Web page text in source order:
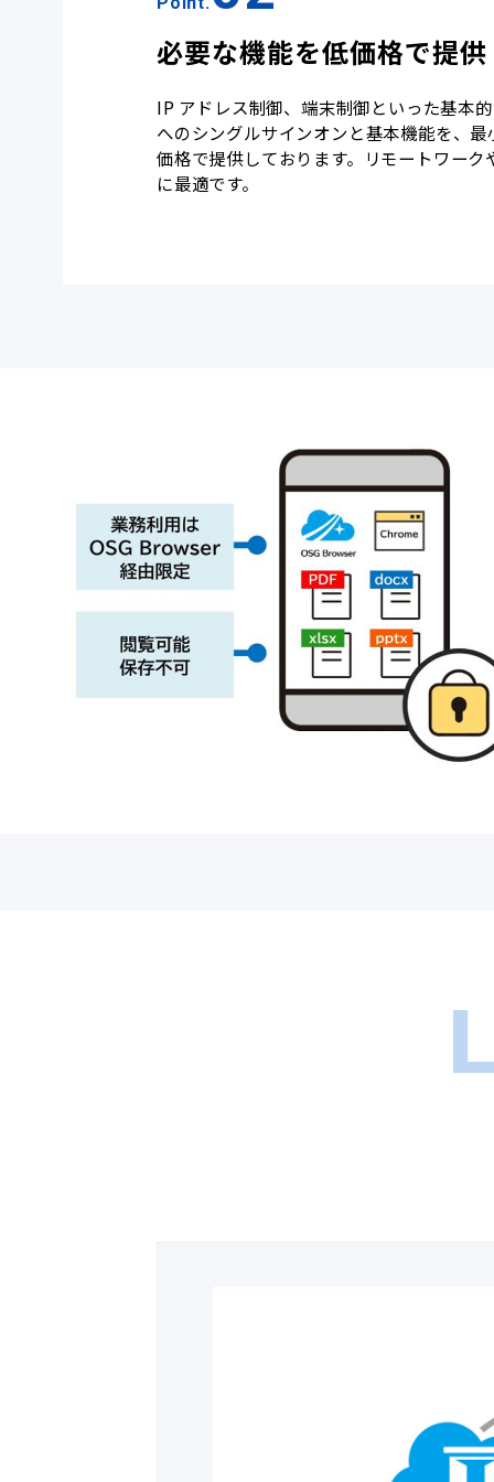
必要な機能を低価格で提供
IP アドレス制御、端末制御といった基本
へのシングルサインオンと基本機能を、
価格で提供しております。リモートワー
に最適です。